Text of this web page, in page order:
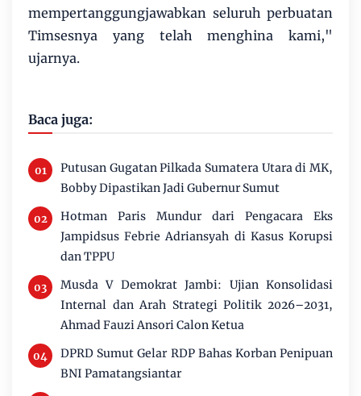
mempertanggungjawabkan seluruh perbuatan
Timsesnya yang telah menghina kami,"
ujarnya.
Baca juga:
Putusan Gugatan Pilkada Sumatera Utara di MK,
Bobby Dipastikan Jadi Gubernur Sumut
Hotman Paris Mundur dari Pengacara Eks
Jampidsus Febrie Adriansyah di Kasus Korupsi
dan TPPU
Musda V Demokrat Jambi: Ujian Konsolidasi
Internal dan Arah Strategi Politik 2026–2031,
Ahmad Fauzi Ansori Calon Ketua
DPRD Sumut Gelar RDP Bahas Korban Penipuan
BNI Pamatangsiantar